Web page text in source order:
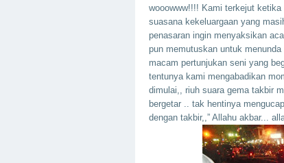
wooowww!!!! Kami terkejut
suasana kekeluargaan yang
penasaran ingin menyaksikan
pun memutuskan untuk
macam pertunjukan seni yang
tentunya kami mengabadikan
dimulai,, riuh suara gema takbir
bergetar .. tak hentinya
dengan takbir,,” Allahu akbar...